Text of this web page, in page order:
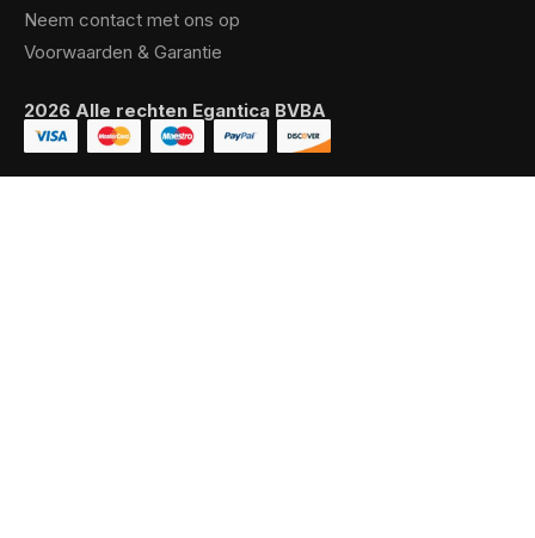
Neem contact met ons op
Voorwaarden & Garantie
2026 Alle rechten Egantica BVBA